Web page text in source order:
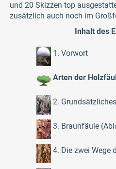
und 20 Skizzen top
zusätzlich auch noch im
Inhalt des
1. Vorwort
Arten der
2. Grundsätzliches
3. Braunfäule
4. Die zwei Wege